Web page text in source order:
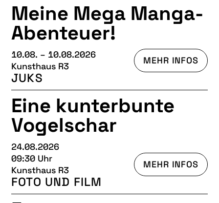
Meine Mega Manga-
Abenteuer!
10.08. – 10.08.2026
Kunsthaus R3
MEHR INFOS
JUKS
Eine kunterbunte
Vogelschar
24.08.2026
09:30 Uhr
Kunsthaus R3
MEHR INFOS
FOTO UND FILM